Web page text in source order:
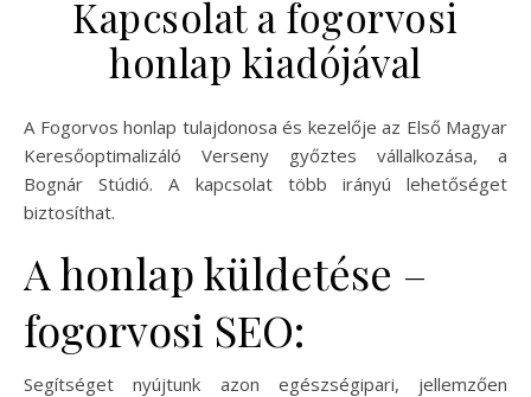
Kapcsolat a fogorvosi
honlap kiadójával
A Fogorvos honlap tulajdonosa és kezelője az Első Magyar
Keresőoptimalizáló Verseny győztes vállalkozása, a
Bognár Stúdió. A kapcsolat több irányú lehetőséget
biztosíthat.
A honlap küldetése –
fogorvosi SEO:
Segítséget nyújtunk azon egészségipari, jellemzően